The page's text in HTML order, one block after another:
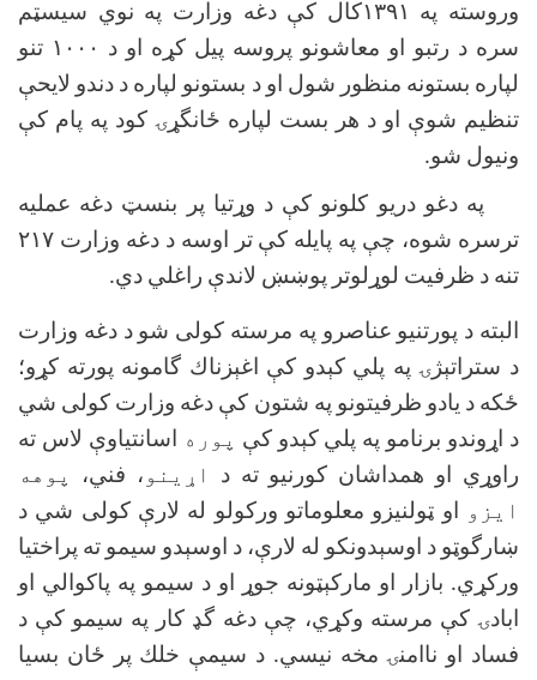
وروسته په ۱۳۹۱ کال كې دغه وزارت په نوي سيسټم
سره د رتبو او معاشونو پروسه پيل كړه او د ۱۰۰۰ تنو
لپاره بستونه منظور شول او د بستونو لپاره د دندو لايحې
تنظيم شوې او د هر بست لپاره ځانگړۍ كود په پام كې
ونيول شو.
په دغو دريو كلونو كې د وړتيا پر بنسټ دغه عمليه
ترسره شوه، چې په پايله كې تر اوسه د دغه وزارت ۲۱۷
تنه د ظرفيت لوړلوتر پوښښ لاندې راغلي دي.
البته د پورتنيو عناصرو په مرسته كولى شو د دغه وزارت
د ستراتېژۍ په پلي كېدو كې اغېزناك گامونه پورته كړو؛
ځكه د يادو ظرفيتونو په شتون كې دغه وزارت كولى شي
د اړوندو برنامو په پلي كېدو كې پوره اسانتياوې لاس ته
راوړي او همداشان كورنيو ته د
اړينو ، فني،
پوهه
ايزو او ټولنيزو معلوماتو وركولو له لارې كولى شي د
ښارگوټو د اوسېدونكو له لارې، د اوسېدو سيمو ته پراختيا
وركړي. بازار او ماركېټونه جوړ او د سيمو په پاكوالي او
ابادۍ كې مرسته وكړي، چې دغه گډ كار په سيمو كې د
فساد او ناامنۍ مخه نيسي. د سيمې خلك پر ځان بسيا